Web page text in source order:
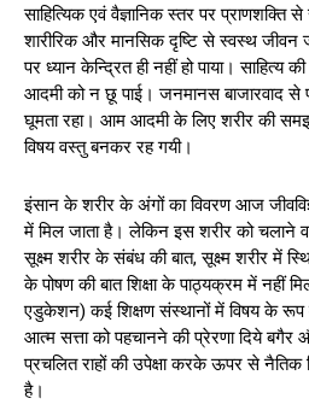
साहित्यिक एवं वैज्ञानिक स्तर पर प्राणशक्ति
शारीरिक और मानसिक दृष्टि से स्वस्थ
पर ध्यान केन्द्रित ही नहीं हो पाया। साहित्य
आदमी को न छू पाई। जनमानस बाजारवाद से
घूमता रहा। आम आदमी के लिए शरीर की
विषय वस्तु बनकर रह गयी।
इंसान के शरीर के अंगों का विवरण आज
में मिल जाता है। लेकिन इस शरीर को चलाने
सूक्ष्म शरीर के संबंध की बात, सूक्ष्म शरीर में
के पोषण की बात शिक्षा के पाठ्यक्रम में नहीं
एडुकेशन) कई शिक्षण संस्थानों में विषय के रूप
आत्म सत्ता को पहचानने की प्रेरणा दिये बगैर
प्रचलित राहों की उपेक्षा करके ऊपर से
है।